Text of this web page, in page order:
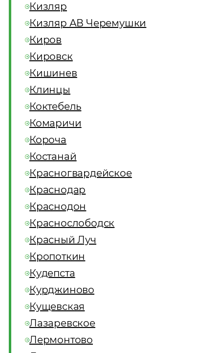
Кизляр
Кизляр АВ Черемушки
Киров
Кировск
Кишинев
Клинцы
Коктебель
Комаричи
Короча
Костанай
Красногвардейское
Краснодар
Краснодон
Краснослободск
Красный Луч
Кропоткин
Кудепста
Курджиново
Кущевская
Лазаревское
Лермонтово